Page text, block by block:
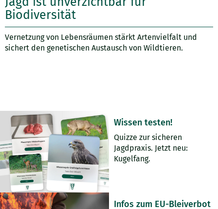
Biodiversität
Vernetzung von Lebensräumen stärkt Artenvielfalt und
sichert den genetischen Austausch von Wildtieren.
Wissen testen!
Quizze zur sicheren
Jagdpraxis. Jetzt neu:
Kugelfang.
Infos zum EU-Bleiverbot